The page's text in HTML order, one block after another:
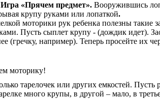
Игра «Прячем предмет». Вооружившись
крупу руками или лопаткой.
моторики рук ребенка полезны такие
Пусть сыплет крупу - (дождик идет).
(гречку, например). Теперь просейте их
моторику!
тарелочек или других емкостей.
много крупы, в другой – мало, в